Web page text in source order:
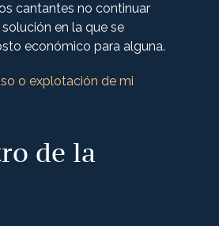
cantantes no continuar
en la que se
económico para alguna.
o explotación de mi
de la